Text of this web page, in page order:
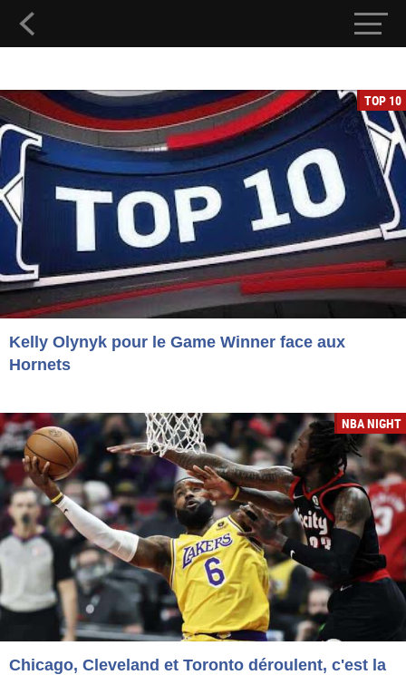
TOP 10
Kelly Olynyk pour le Game Winner face aux
Hornets
NBA NIGHT
Chicago, Cleveland et Toronto déroulent, c'est la